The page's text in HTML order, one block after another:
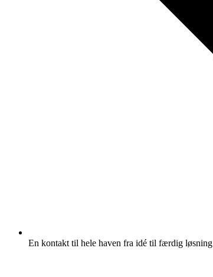
En kontakt til hele haven fra idé til færdig løsning